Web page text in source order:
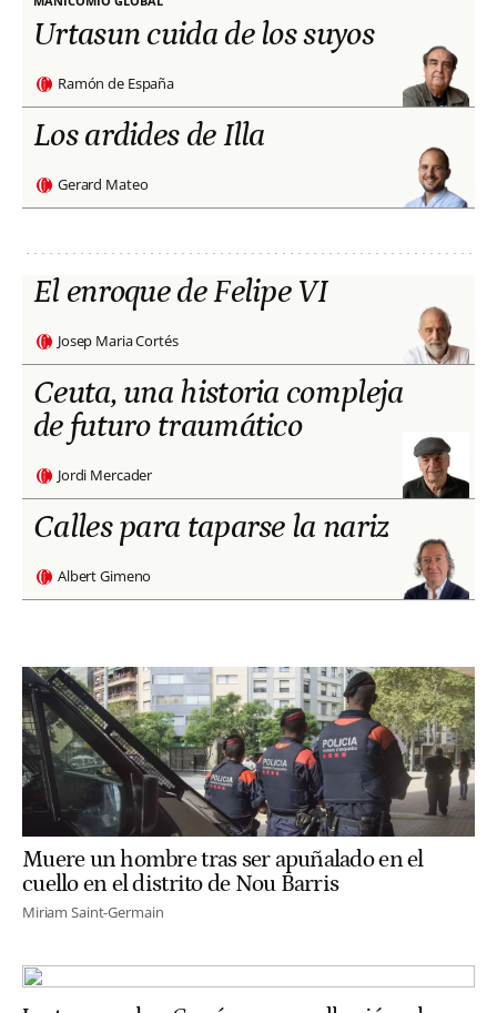
Urtasun cuida de los suyos
Ramón de España
Los ardides de Illa
Gerard Mateo
El enroque de Felipe VI
Josep Maria Cortés
Ceuta, una historia compleja
de futuro traumático
Jordi Mercader
Calles para taparse la nariz
Albert Gimeno
Muere un hombre tras ser apuñalado en el
cuello en el distrito de Nou Barris
Miriam Saint-Germain